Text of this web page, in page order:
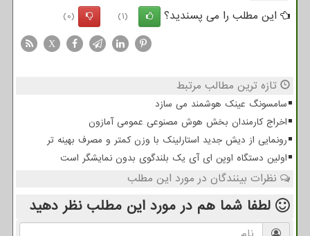
این مطلب را می پسندید؟
(1)
(0)
X
تازه ترین مطالب مرتبط
سامسونگ عینک هوشمند می سازد
اخراج کارمندان بخش هوش مصنوعی عمومی آمازون
رونمایی از دیش جدید استارلینک با وزن کمتر و مصرف بهینه تر
اولین دستگاه اوپن ای آی یک بلندگوی بدون نمایشگر است
نظرات بینندگان در مورد این مطلب
لطفا شما هم در مورد این مطلب نظر دهید